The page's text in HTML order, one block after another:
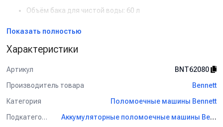
Объём бака для чистой воды: 60 л
Привод на колёса: удобство работы и повышенная
разрядам
Высокая ширина уборки: оптимальна для больших
площадей
Показать полностью
Характеристики
Артикул
BNT62080
Производитель товара
Bennett
Категория
Поломоечные машины Bennett
Подкатегория
Аккумуляторные поломоечные машины Bennett